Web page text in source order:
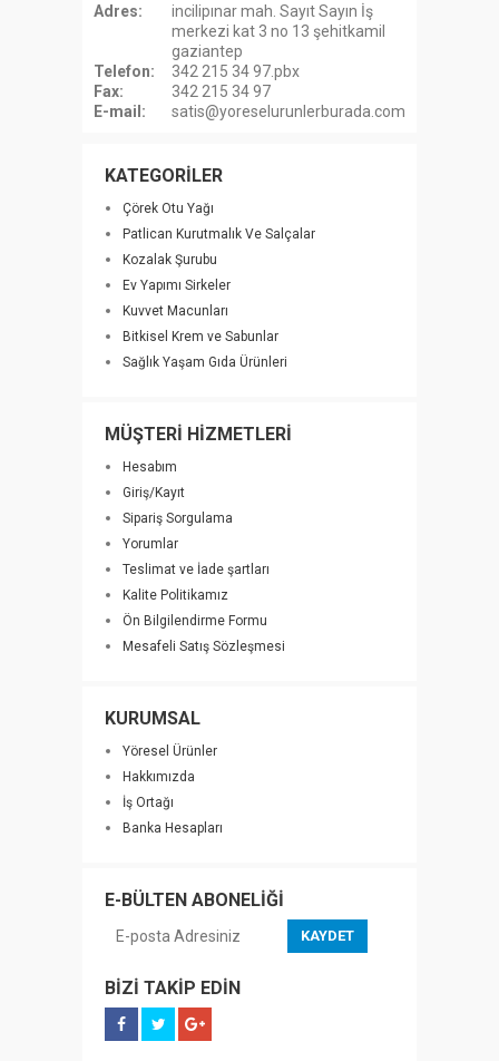
Adres:
incilipınar mah. Sayıt Sayın İş
merkezi kat 3 no 13 şehitkamil
gaziantep
Telefon:
342 215 34 97.pbx
Fax:
342 215 34 97
E-mail:
satis@yoreselurunlerburada.com
KATEGORİLER
Çörek Otu Yağı
Patlican Kurutmalık Ve Salçalar
Kozalak Şurubu
Ev Yapımı Sirkeler
Kuvvet Macunları
Bitkisel Krem ve Sabunlar
Sağlık Yaşam Gıda Ürünleri
MÜŞTERİ HİZMETLERİ
Hesabım
Giriş/Kayıt
Sipariş Sorgulama
Yorumlar
Teslimat ve İade şartları
Kalite Politikamız
Ön Bilgilendirme Formu
Mesafeli Satış Sözleşmesi
KURUMSAL
Yöresel Ürünler
Hakkımızda
İş Ortağı
Banka Hesapları
E-BÜLTEN ABONELİĞİ
KAYDET
BİZİ TAKİP EDİN